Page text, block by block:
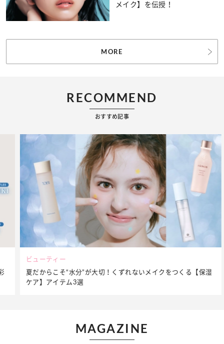
メイク】を伝授！
MORE
RECOMMEND
おすすめ記事
ビューティー
夏だからこそ“水分”が大切！くずれないメイクをつくる【保湿
ケア】アイテム3選
MAGAZINE